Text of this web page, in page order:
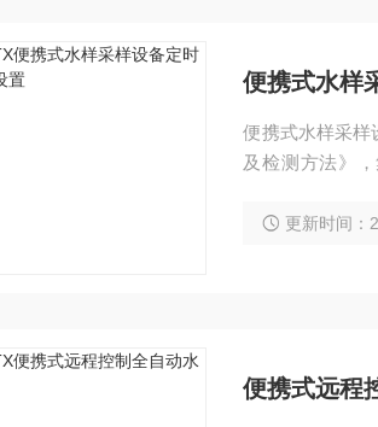
便携式水样
便携式水样采样
及检测方法》
更新时间：
便携式远程